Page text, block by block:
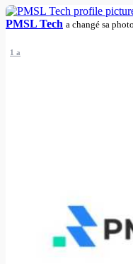
PMSL Tech a changé sa
1 a